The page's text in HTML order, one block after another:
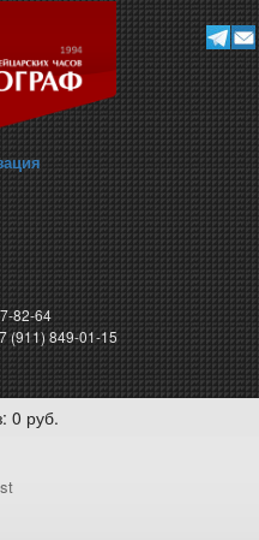
82-64
(911) 849-01-15
0 руб.